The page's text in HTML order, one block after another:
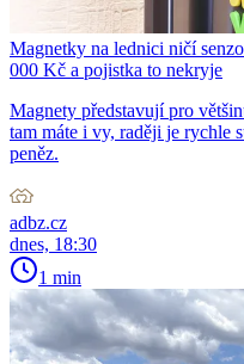
Magnetky na lednici ničí
000 Kč a pojistka to nekryje
Magnety představují pro
tam máte i vy, raději je rychle
peněz.
adbz.cz
dnes, 18:30
1 min